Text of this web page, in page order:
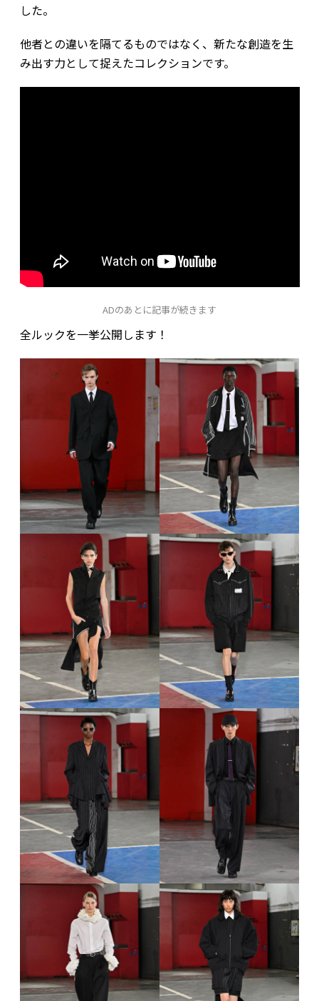
した。
他者との違いを隔てるものではなく、新たな創造を生
み出す力として捉えたコレクションです。
ADのあとに記事が続きます
全ルックを一挙公開します！